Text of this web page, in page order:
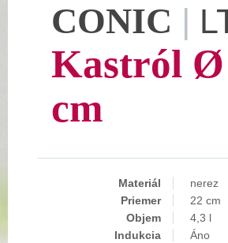
CONIC |
Kastról Ø
cm
Materiál
nerez
Priemer
22 cm
Objem
4,3 l
Indukcia
Áno